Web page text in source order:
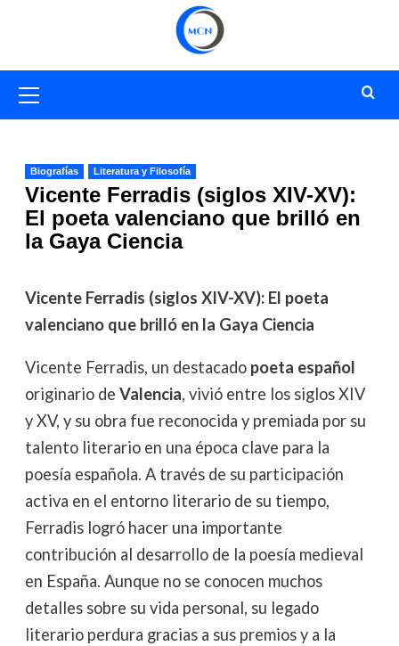
primario
Biografías Literatura y Filosofía
Vicente Ferradis (siglos XIV-XV):
El poeta valenciano que brilló en
la Gaya Ciencia
Vicente Ferradis (siglos XIV-XV): El poeta
valenciano que brilló en la Gaya Ciencia
Vicente Ferradis, un destacado poeta español
originario de Valencia, vivió entre los siglos XIV
y XV, y su obra fue reconocida y premiada por su
talento literario en una época clave para la
poesía española. A través de su participación
activa en el entorno literario de su tiempo,
Ferradis logró hacer una importante
contribución al desarrollo de la poesía medieval
en España. Aunque no se conocen muchos
detalles sobre su vida personal, su legado
literario perdura gracias a sus premios y a la